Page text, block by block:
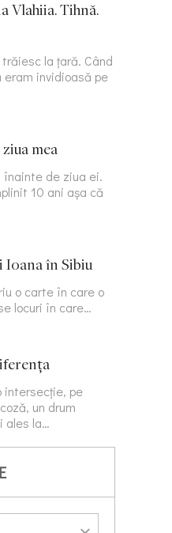
Vlahiia. Tihnă.
la țară. Când
eram invidioasă pe
mea
de ziua ei.
10 ani așa că
Ioana în Sibiu
o carte în care o
locuri în care…
intersecție, pe
un drum
ales la…